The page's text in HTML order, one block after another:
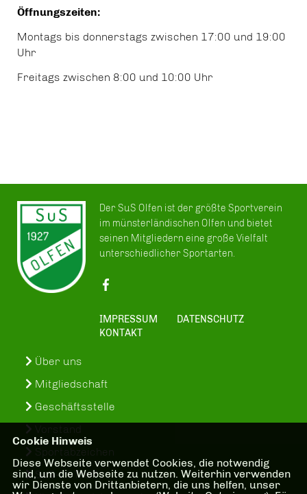
Öffnungszeiten:
Montags bis donnerstags zwischen 17:00 und 19:00
Uhr
Freitags zwischen 8:00 und 10:00 Uhr
Der SuS Olfen ist der größte Sportverein
im münsterländischen Olfen und bietet
seinen Mitgliedern eine große Vielfalt
unterschiedlicher Sportarten.
IMPRESSUM
DATENSCHUTZ
KONTAKT
Über uns
Mitgliedschaft
Geschäftsstelle
Vorstand
Sportabzeichen
SuS-In-Treff
Cookie Hinweis
Diese Webseite verwendet Cookies, die notwendig
sind, um die Webseite zu nutzen. Weiterhin verwenden
wir Dienste von Drittanbietern, die uns helfen, unser